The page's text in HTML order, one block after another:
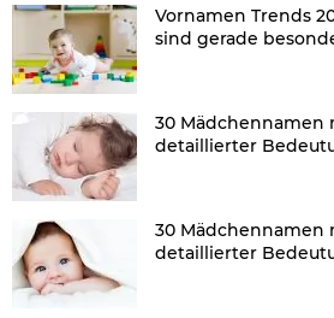
Vornamen Trends
sind gerade
30 Mädchennamen
detaillierter
30 Mädchennamen
detaillierter